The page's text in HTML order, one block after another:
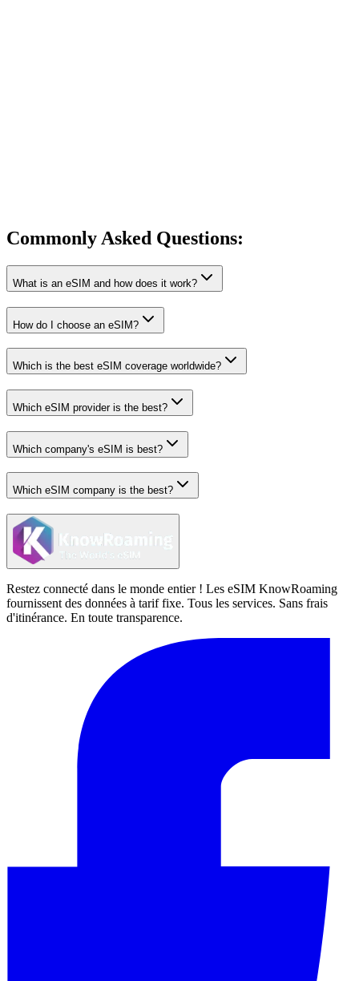
Commonly Asked Questions:
What is an eSIM and how does it work?
How do I choose an eSIM?
Which is the best eSIM coverage worldwide?
Which eSIM provider is the best?
Which company's eSIM is best?
Which eSIM company is the best?
Restez connecté dans le monde entier ! Les eSIM KnowRoaming
fournissent des données à tarif fixe. Tous les services. Sans frais
d'itinérance. En toute transparence.